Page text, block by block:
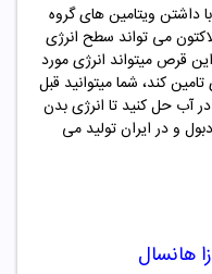
زا هانسال 20 عددی با داشتن ویتامین های گروه
می تواند سطح انرژی
قرص میتواند انرژی مورد
کند، شما میتوانید قبل
آب حل کنید تا انرژی بدن
و در ایران تولید می
هانسال